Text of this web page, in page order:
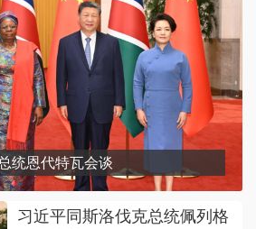
统恩代特瓦会谈
习近平同斯洛伐克总统佩列格